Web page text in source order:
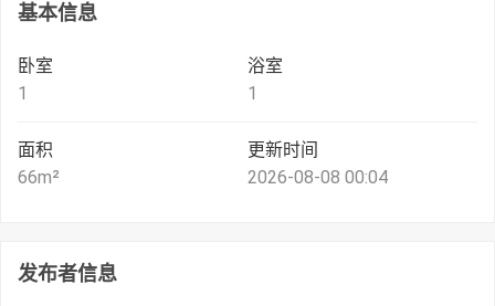
基本信息
卧室
1
浴室
1
面积
66m²
更新时间
2026-08-08 00:04
发布者信息